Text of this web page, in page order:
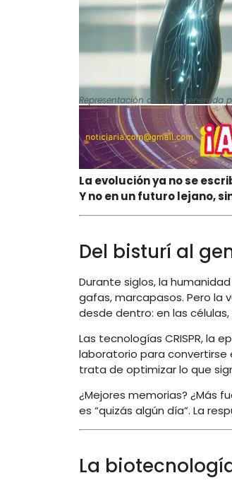
Representación artística
La evolución ya no se
Y no en un futuro lejano,
Del bisturí al
Durante siglos, la
gafas, marcapasos. Pero la
desde dentro: en las
Las tecnologías CRISPR, la
laboratorio para convertirse
trata de optimizar lo que
¿Mejores memorias? ¿Más
es “quizás algún día”. La
La